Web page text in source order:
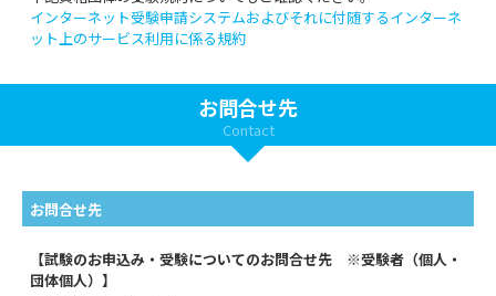
インターネット受験申請システムおよびそれに付随するインターネ
ット上のサービス利用に係る規約
お問合せ先
Contact
お問合せ先
【試験のお申込み・受験についてのお問合せ先 ※受験者（個人・
団体個人）】